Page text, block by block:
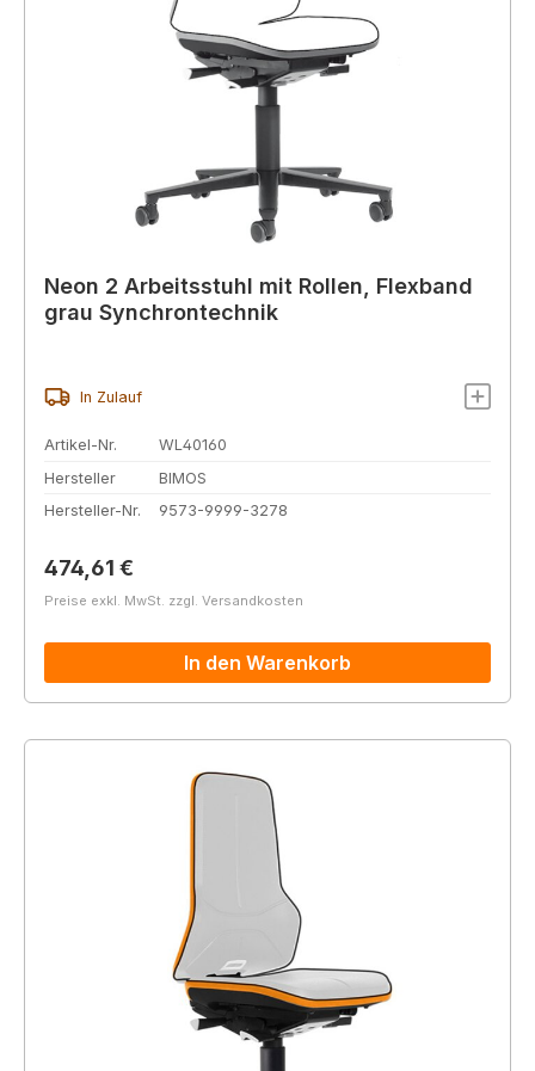
Neon 2 Arbeitsstuhl mit Rollen, Flexband
grau Synchrontechnik
In Zulauf
Artikel-Nr.
WL40160
Hersteller
BIMOS
Hersteller-Nr.
9573-9999-3278
Regulärer Preis:
474,61 €
Preise exkl. MwSt. zzgl. Versandkosten
In den Warenkorb